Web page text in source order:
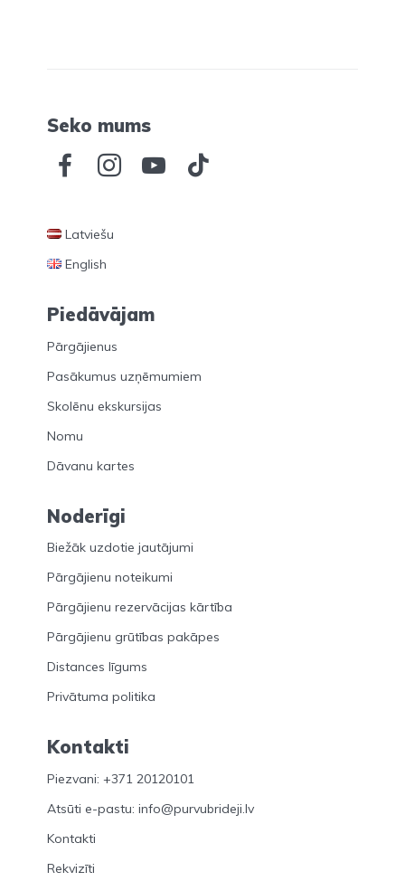
Seko mums
Latviešu
English
Piedāvājam
Pārgājienus
Pasākumus uzņēmumiem
Skolēnu ekskursijas
Nomu
Dāvanu kartes
Noderīgi
Biežāk uzdotie jautājumi
Pārgājienu noteikumi
Pārgājienu rezervācijas kārtība
Pārgājienu grūtības pakāpes
Distances līgums
Privātuma politika
Kontakti
Piezvani: +371 20120101
Atsūti e-pastu: info@purvubrideji.lv
Kontakti
Rekvizīti